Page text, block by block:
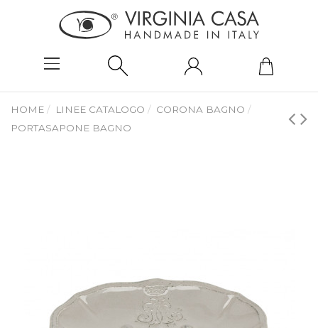
HOME LINEE CATALOGO
CORONA BAGNO
PORTASAPONE BAGNO